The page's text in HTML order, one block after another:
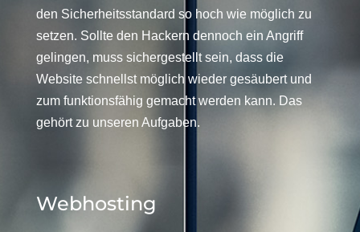
den Sicherheitsstandard so hoch wie möglich zu
setzen. Sollte den Hackern dennoch ein Angriff
gelingen, muss sichergestellt sein, dass die
Website schnellst möglich wieder gesäubert und
zum funktionsfähig gemacht werden kann. Das
gehört zu unseren Aufgaben.
Webhosting